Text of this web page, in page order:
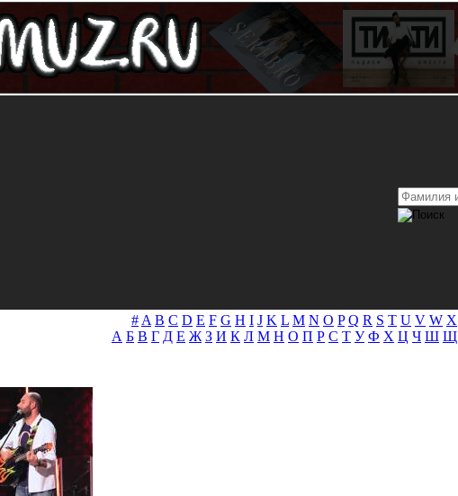
# A B C D E F G H I J K L M N O P Q R S T U V W X
А Б В Г Д Е Ж З И К Л М Н О П Р С Т У Ф Х Ц Ч Ш Щ